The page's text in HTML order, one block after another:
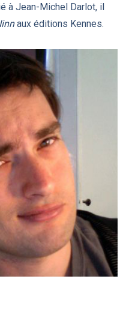
à Jean-Michel Darlot, il
aux éditions Kennes.